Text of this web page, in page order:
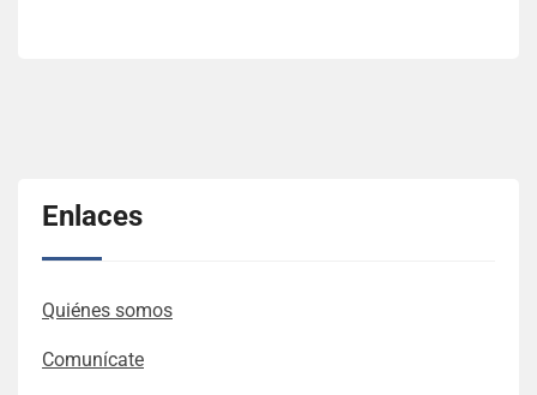
Enlaces
Quiénes somos
Comunícate